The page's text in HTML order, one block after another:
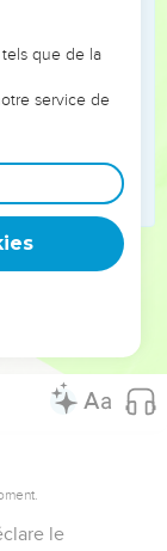
:
pour me
arrivera,
on
déclara :
malheurs ! Que
Pour vous procurer
le
que de la
service de